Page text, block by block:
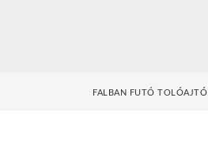
FALBAN FUTÓ TOLÓAJTÓ